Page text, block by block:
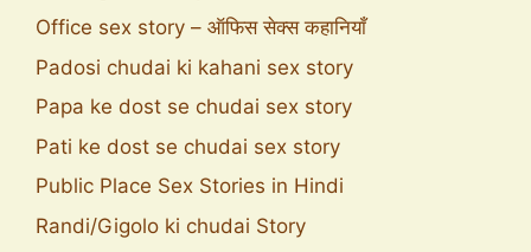
Office sex story – ऑफिस सेक्स कहानियाँ
Padosi chudai ki kahani sex story
Papa ke dost se chudai sex story
Pati ke dost se chudai sex story
Public Place Sex Stories in Hindi
Randi/Gigolo ki chudai Story